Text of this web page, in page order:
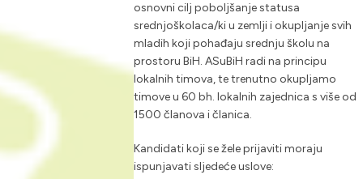
osnovni cilj poboljšanje statusa
srednjoškolaca/ki u zemlji i okupljanje svih
mladih koji pohađaju srednju školu na
prostoru BiH. ASuBiH radi na principu
lokalnih timova, te trenutno okupljamo
timove u 60 bh. lokalnih zajednica s više od
1500 članova i članica.
Kandidati koji se žele prijaviti moraju
ispunjavati sljedeće uslove: